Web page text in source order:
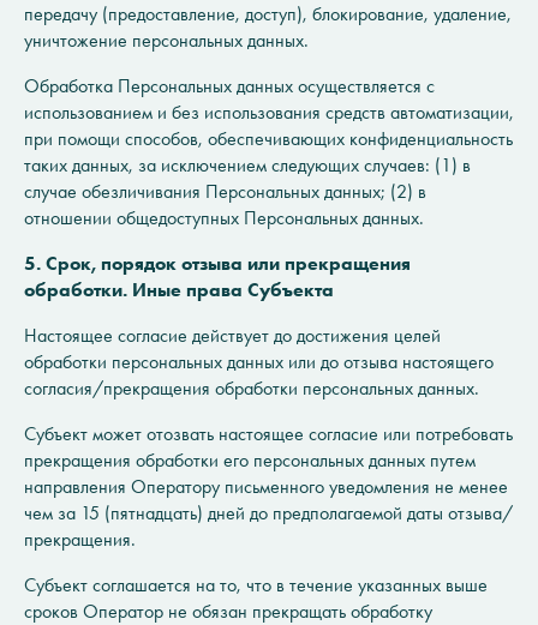
передачу (предоставление, доступ), блокирование, удаление,
уничтожение персональных данных.
Обработка Персональных данных осуществляется с
использованием и без использования средств автоматизации,
при помощи способов, обеспечивающих конфиденциальность
таких данных, за исключением следующих случаев: (1) в
случае обезличивания Персональных данных; (2) в
отношении общедоступных Персональных данных.
5. Срок, порядок отзыва или прекращения
обработки. Иные права Субъекта
Настоящее согласие действует до достижения целей
обработки персональных данных или до отзыва настоящего
согласия/прекращения обработки персональных данных.
Субъект может отозвать настоящее согласие или потребовать
прекращения обработки его персональных данных путем
направления Оператору письменного уведомления не менее
чем за 15 (пятнадцать) дней до предполагаемой даты отзыва/
прекращения.
Субъект соглашается на то, что в течение указанных выше
сроков Оператор не обязан прекращать обработку